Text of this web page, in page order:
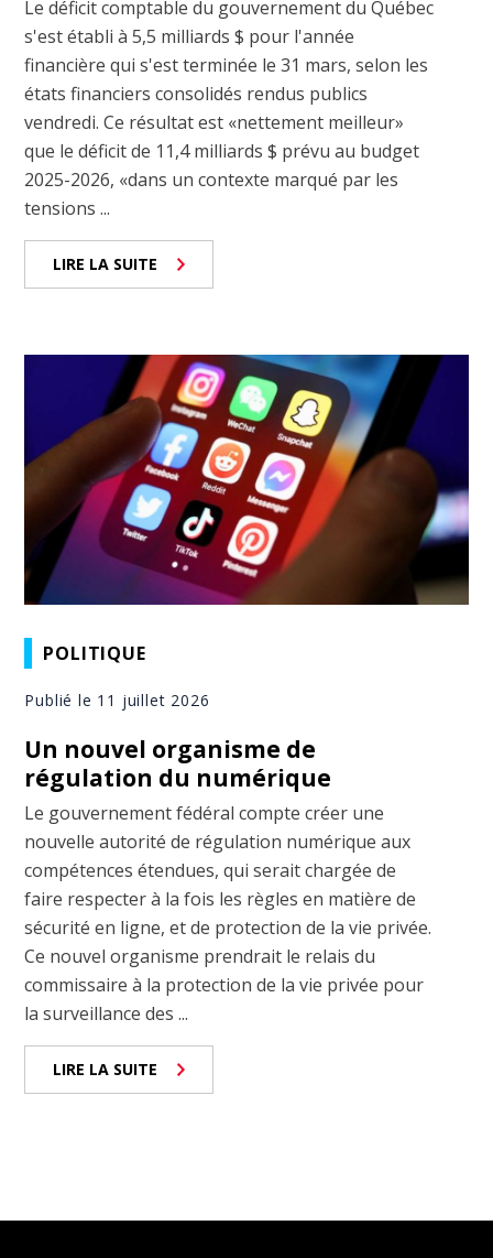
Le déficit comptable du gouvernement du Québec
s'est établi à 5,5 milliards $ pour l'année
financière qui s'est terminée le 31 mars, selon les
états financiers consolidés rendus publics
vendredi. Ce résultat est «nettement meilleur»
que le déficit de 11,4 milliards $ prévu au budget
2025-2026, «dans un contexte marqué par les
tensions ...
LIRE LA SUITE
POLITIQUE
Publié le 11 juillet 2026
Un nouvel organisme de
régulation du numérique
Le gouvernement fédéral compte créer une
nouvelle autorité de régulation numérique aux
compétences étendues, qui serait chargée de
faire respecter à la fois les règles en matière de
sécurité en ligne, et de protection de la vie privée.
Ce nouvel organisme prendrait le relais du
commissaire à la protection de la vie privée pour
la surveillance des ...
LIRE LA SUITE